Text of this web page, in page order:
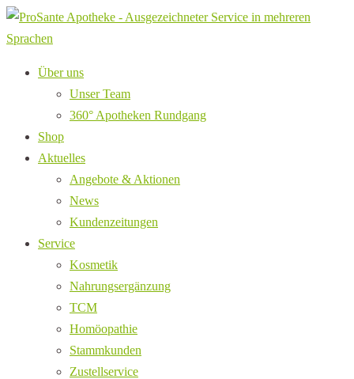
Über uns
Unser Team
360° Apotheken Rundgang
Shop
Aktuelles
Angebote & Aktionen
News
Kundenzeitungen
Service
Kosmetik
Nahrungsergänzung
TCM
Homöopathie
Stammkunden
Zustellservice